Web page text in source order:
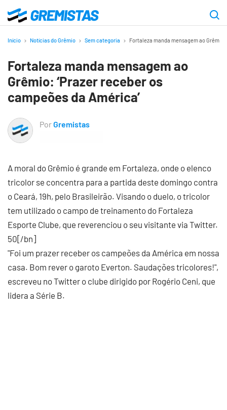
para
principal
Gremistas
Início Notícias do Grêmio Sem categoria Fortaleza manda mensagem ao
Fortaleza manda mensagem ao
Grêmio: ‘Prazer receber os
campeões da América’
PorGremistas
A moral do Grêmio é grande em Fortaleza, onde o elenco
tricolor se concentra para a partida deste domingo contra
o Ceará, 19h, pelo Brasileirão. Visando o duelo, o tricolor
tem utilizado o campo de treinamento do Fortaleza
Esporte Clube, que reverenciou o seu visitante via Twitter.
50[/bn]
"Foi um prazer receber os campeões da América em nossa
casa. Bom rever o garoto Everton. Saudações tricolores!",
escreveu no Twitter o clube dirigido por Rogério Ceni, que
lidera a Série B.